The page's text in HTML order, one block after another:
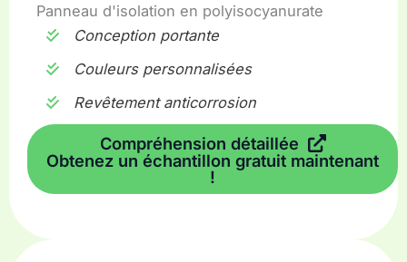
Panneau d'isolation en polyisocyanurate
Conception portante
Couleurs personnalisées
Revêtement anticorrosion
Compréhension détaillée
Obtenez un échantillon gratuit maintenant
!